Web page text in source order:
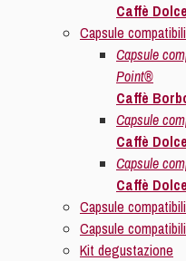
Caffè
Capsule
Capsule
Point®
Caffè
Capsule
Caffè
Capsule
Caffè
Capsule
Capsule
Kit degustazione